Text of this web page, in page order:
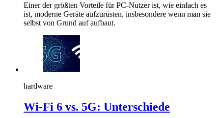
Einer der größten Vorteile für PC-Nutzer ist, wie einfach es
ist, moderne Geräte aufzurüsten, insbesondere wenn man sie
selbst von Grund auf aufbaut.
hardware
Wi-Fi 6 vs. 5G: Unterschiede